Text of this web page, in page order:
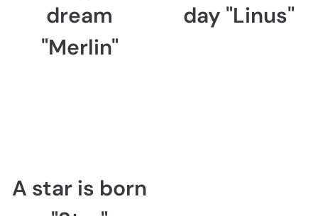
dream
"Merlin"
day "Linus"
A star is born